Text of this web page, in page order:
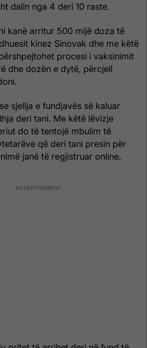
dalin nga 4 deri 10 raste.
kanë arritur 500 mijë doza të
kinez Sinovak dhe me këtë
procesi i vaksinimit
dhe dozën e dytë, përcjell
sjellja e fundjavës së kaluar
deri tani. Me këtë lëvizje
do të tentojë mbulim të
që deri tani presin për
janë të regjistruar online.